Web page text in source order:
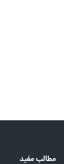
مطالب مفید